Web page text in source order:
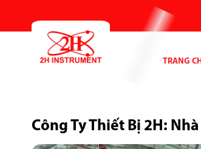
TRANG
Công Ty Thiết Bị 2H: